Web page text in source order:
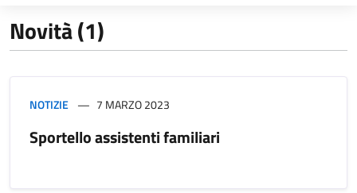
Novità (1)
NOTIZIE 7 MARZO 2023
Sportello assistenti familiari